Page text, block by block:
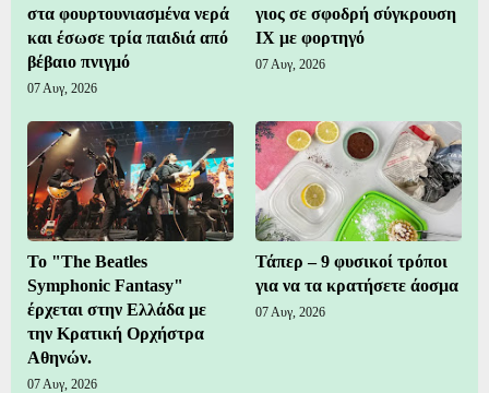
στα φουρτουνιασμένα νερά
και έσωσε τρία παιδιά από
βέβαιο πνιγμό
07 Αυγ, 2026
γιος σε σφοδρή σύγκρουση
ΙΧ με φορτηγό
07 Αυγ, 2026
Το "The Beatles
Symphonic Fantasy"
έρχεται στην Ελλάδα με
την Κρατική Ορχήστρα
Αθηνών.
07 Αυγ, 2026
Τάπερ – 9 φυσικοί τρόποι
για να τα κρατήσετε άοσμα
07 Αυγ, 2026